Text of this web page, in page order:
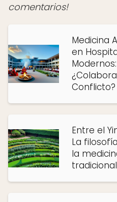
comentarios!
Medicina
en
Modernos:
Conflicto?
Entre el
La
la